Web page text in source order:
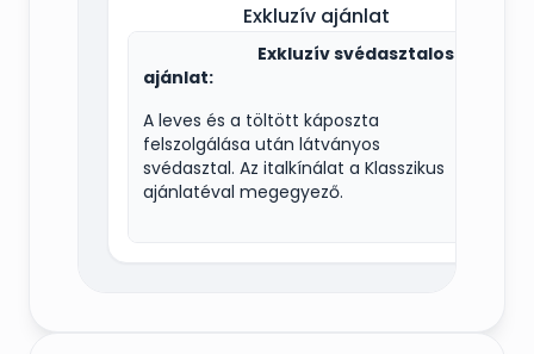
Exkluzív ajánlat
Exkluzív svédasztalos
ajánlat:
A leves és a töltött káposzta
felszolgálása után látványos
svédasztal. Az italkínálat a Klasszikus
ajánlatéval megegyező.